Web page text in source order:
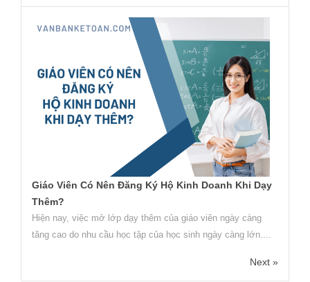
Giáo Viên Có Nên Đăng Ký Hộ Kinh Doanh Khi Dạy
Thêm?
Hiện nay, việc mở lớp dạy thêm của giáo viên ngày càng
tăng cao do nhu cầu học tập của học sinh ngày càng lớn....
Next »